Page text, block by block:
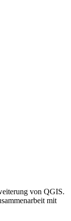
von QGIS.
mit